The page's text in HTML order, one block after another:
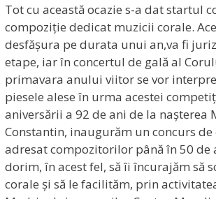
Tot cu această ocazie s-a dat startul
compoziție dedicat muzicii corale.
desfășura pe durata unui an,va fi
etape, iar în concertul de gală al
primavara anului viitor se vor
piesele alese în urma acestei
aniversării a 92 de ani de la
Constantin, inaugurăm un concurs
adresat compozitorilor până în 50 de
dorim, în acest fel, să îi încurajăm să
corale și să le facilităm, prin